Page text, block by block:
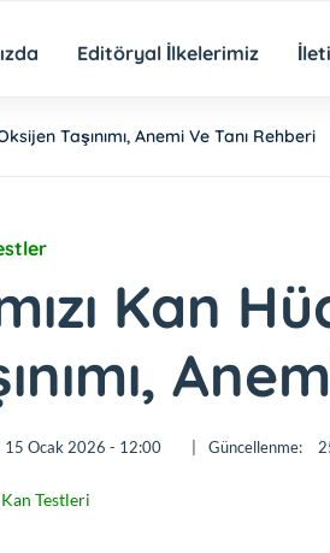
Editöryal İlkelerimiz
Taşınımı, Anemi Ve Tanı Rehberi
Kan
15 Ocak 2026 - 12:00 Güncellenme:
Testleri